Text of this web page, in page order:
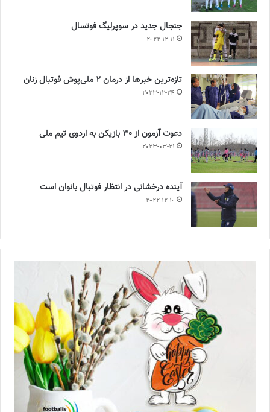
جنجال جدید در سوپرلیگ فوتسال
2022-12-11
تازه‌ترین خبرها از درمان ۲ ملی‌پوش فوتبال زنان
2023-12-24
دعوت آزمون از 30 بازیکن به اردوی تیم ملی
2023-03-21
آینده درخشانی در انتظار فوتبال بانوان است
2022-12-10